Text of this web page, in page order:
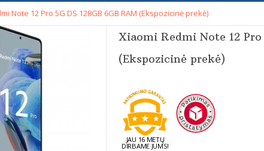
Note 12 Pro 5G DS 128GB 6GB RAM (Ekspozicinė prekė)
Xiaomi Redmi Note 12 Pro
(Ekspozicinė prekė)
JAU 16 METŲ
DIRBAME JUMS!